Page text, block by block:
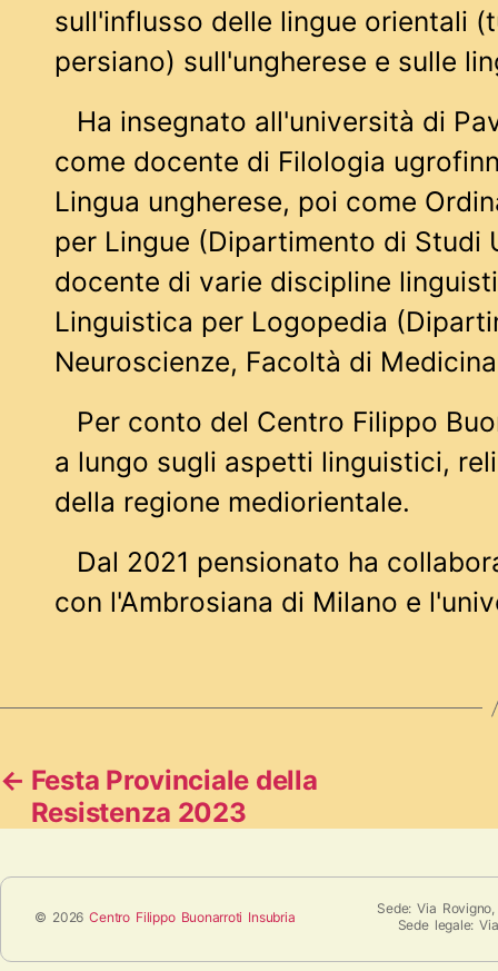
sull'influsso delle lingue orientali
persiano) sull'ungherese e sulle
Ha insegnato all'università di
come docente di Filologia
Lingua ungherese, poi come
per Lingue (Dipartimento di Studi
docente di varie discipline
Linguistica per Logopedia
Neuroscienze, Facoltà di
Per conto del Centro Filippo
a lungo sugli aspetti linguistici,
della regione mediorientale.
Dal 2021 pensionato ha
con l'Ambrosiana di Milano e
← Festa Provinciale della
Resistenza 2023
© 2026Centro Filippo Buonarroti Insubria
Sede: Via
Sede legale: